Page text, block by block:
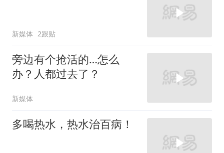
新媒体 2跟贴
旁边有个抢活的…怎么
办？人都过去了？
新媒体
多喝热水，热水治百病！